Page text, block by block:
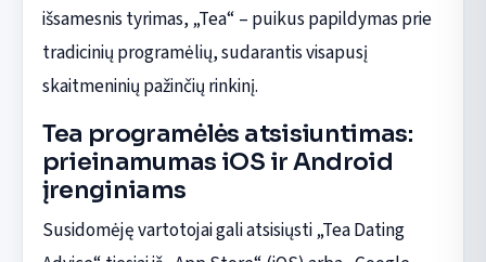
išsamesnis tyrimas, „Tea“ – puikus papildymas prie
tradicinių programėlių, sudarantis visapusį
skaitmeninių pažinčių rinkinį.
Tea programėlės atsisiuntimas:
prieinamumas iOS ir Android
įrenginiams
Susidomėję vartotojai gali atsisiųsti „Tea Dating